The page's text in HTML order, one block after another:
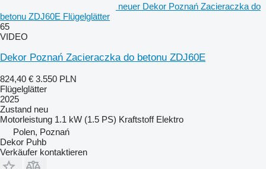
neuer Dekor Poznań Zacieraczka do
betonu ZDJ60E Flügelglätter
65
VIDEO
Dekor Poznań Zacieraczka do betonu ZDJ60E
824,40 € 3.550 PLN
Flügelglätter
2025
Zustand neu
Motorleistung 1.1 kW (1.5 PS) Kraftstoff Elektro
Polen, Poznań
Dekor Puhb
Verkäufer kontaktieren